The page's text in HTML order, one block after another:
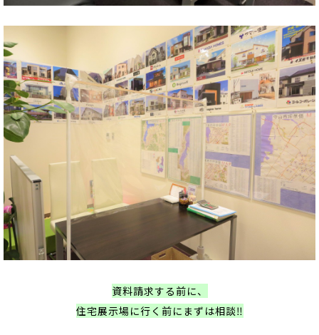
資料請求する前に、
住宅展示場に行く前にまずは相談‼